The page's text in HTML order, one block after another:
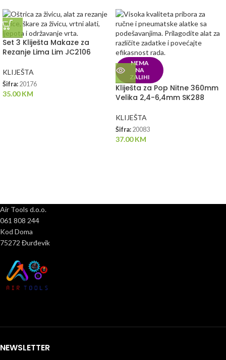
Set 3 Kliješta Makaze za
Rezanje Lima Lim JC2106
KLIJEŠTA
Šifra: 20176
35.00KM
NEMA
NA
ZALIHI
Kliješta za Pop Nitne 360mm
Velika 2,4-6,4mm SK288
KLIJEŠTA
Šifra: 20083
37.00KM
Air Tools d.o.o.
061 808 244
Kod Doma
75272 Đurđevik
NEWSLETTER